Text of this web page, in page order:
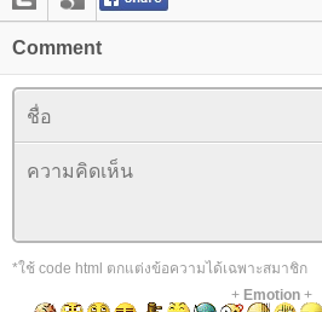
Comment
*ใช้ code html ตกแต่งข้อความได้เฉพาะสมาชิก
+ Emotion+